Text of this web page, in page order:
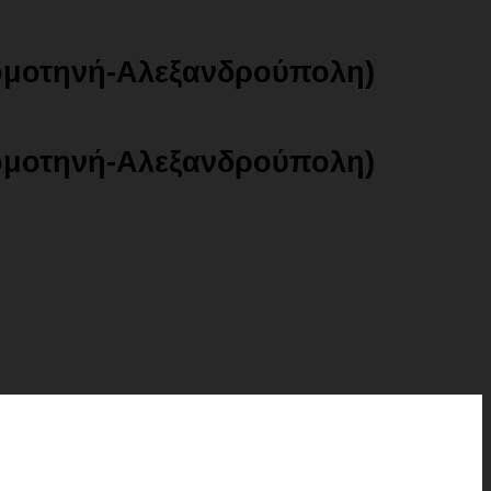
Αλεξανδρούπολη)
Αλεξανδρούπολη)